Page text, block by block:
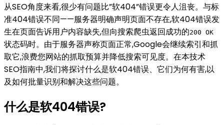
从SEO角度来看,很少有问题比”软404”错误更令人沮丧。与标
准404错误不同——服务器明确声明页面不存在,软404错误发
生在页面告诉用户内容缺失,但向搜索爬虫返回成功的200 OK
状态码时。由于服务器声称页面正常,Google会继续索引和抓
取它,浪费您网站的抓取预算并降低搜索可见度。在本技术
SEO指南中,我们将探讨什么是软404错误、它们为何有害,以
及如何批量识别和解决这些问题。
什么是软404错误?